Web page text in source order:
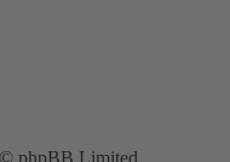
phpBB Limited